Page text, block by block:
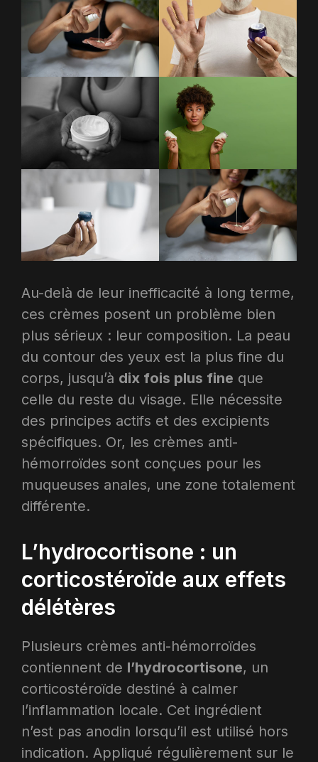
Au-delà de leur inefficacité à long terme,
ces crèmes posent un problème bien
plus sérieux : leur composition. La peau
du contour des yeux est la plus fine du
corps, jusqu’à dix fois plus fine que
celle du reste du visage. Elle nécessite
des principes actifs et des excipients
spécifiques. Or, les crèmes anti-
hémorroïdes sont conçues pour les
muqueuses anales, une zone totalement
différente.
L’hydrocortisone : un
corticostéroïde aux effets
délétères
Plusieurs crèmes anti-hémorroïdes
contiennent de l’hydrocortisone, un
corticostéroïde destiné à calmer
l’inflammation locale. Cet ingrédient
n’est pas anodin lorsqu’il est utilisé hors
indication. Appliqué régulièrement sur le